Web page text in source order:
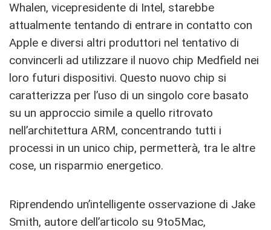
Whalen, vicepresidente di Intel, starebbe
attualmente tentando di entrare in contatto con
Apple e diversi altri produttori nel tentativo di
convincerli ad utilizzare il nuovo chip Medfield nei
loro futuri dispositivi. Questo nuovo chip si
caratterizza per l’uso di un singolo core basato
su un approccio simile a quello ritrovato
nell’architettura ARM, concentrando tutti i
processi in un unico chip, permetterà, tra le altre
cose, un risparmio energetico.
Riprendendo un’intelligente osservazione di Jake
Smith, autore dell’articolo su 9to5Mac,